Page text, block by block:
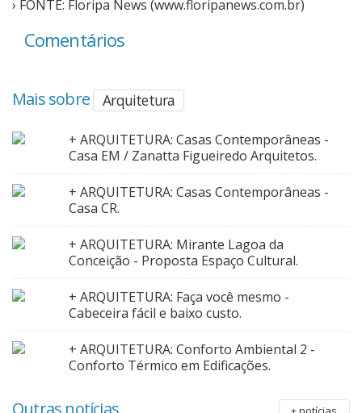
› FONTE: Floripa News (www.floripanews.com.br)
Comentários
Mais sobre Arquitetura
+ ARQUITETURA: Casas Contemporâneas -
Casa EM / Zanatta Figueiredo Arquitetos.
+ ARQUITETURA: Casas Contemporâneas -
Casa CR.
+ ARQUITETURA: Mirante Lagoa da
Conceição - Proposta Espaço Cultural.
+ ARQUITETURA: Faça você mesmo -
Cabeceira fácil e baixo custo.
+ ARQUITETURA: Conforto Ambiental 2 -
Conforto Térmico em Edificações.
Outras notícias